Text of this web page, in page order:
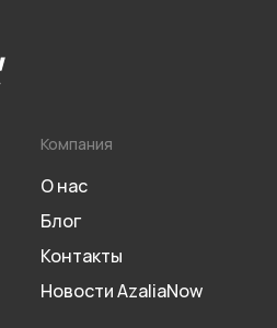
Компания
О нас
Блог
Контакты
Новости AzaliaNow